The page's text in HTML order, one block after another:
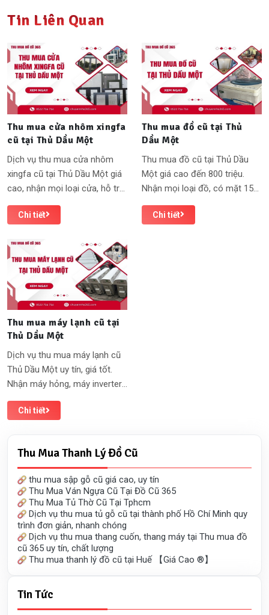
Tin Liên Quan
Thu mua cửa nhôm xingfa
cũ tại Thủ Dầu Một
Dịch vụ thu mua cửa nhôm
xingfa cũ tại Thủ Dầu Một giá
cao, nhận mọi loại cửa, hỗ trợ
tháo dỡ và vận chuyển miễn
phí. Hotline: 0522716716
Chi tiết
Thu mua đồ cũ tại Thủ
Dầu Một
Thu mua đồ cũ tại Thủ Dầu
Một giá cao đến 800 triệu.
Nhận mọi loại đồ, có mặt 15–
30 phút, thanh toán tiền mặt
ngay. Gọi 0522716716
Chi tiết
Thu mua máy lạnh cũ tại
Thủ Dầu Một
Dịch vụ thu mua máy lạnh cũ
Thủ Dầu Một uy tín, giá tốt.
Nhận máy hỏng, máy inverter,
máy công nghiệp, thanh toán
liền tay. XEM CHI TIẾT!
Chi tiết
Thu Mua Thanh Lý Đồ Cũ
thu mua sập gỗ cũ giá cao, uy tín
Thu Mua Ván Ngựa Cũ Tại Đồ Cũ 365
Thu Mua Tủ Thờ Cũ Tại Tphcm
Dịch vụ thu mua tủ gỗ cũ tại thành phố Hồ Chí Minh quy
trình đơn giản, nhanh chóng
Dịch vụ thu mua thang cuốn, thang máy tại Thu mua đồ
cũ 365 uy tín, chất lượng
Thu mua thanh lý đồ cũ tại Huế 【Giá Cao ®】
Tin Tức